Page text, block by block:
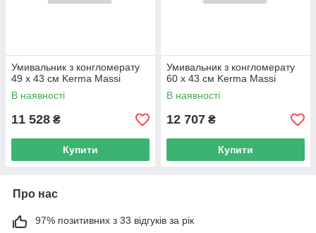
Умивальник з конгломерату
49 х 43 см Kerma Massi
В наявності
11 528 ₴
Купити
Умивальник з конгломерату
60 х 43 см Kerma Massi
В наявності
12 707 ₴
Купити
Про нас
97% позитивних з 33 відгуків за рік